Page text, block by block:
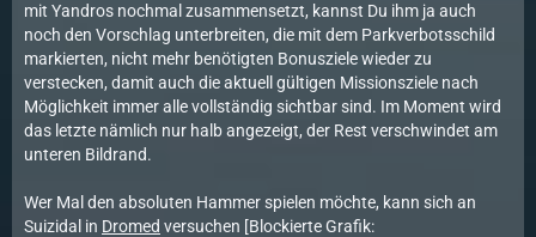
mit Yandros nochmal zusammensetzt, kannst Du ihm ja auch
noch den Vorschlag unterbreiten, die mit dem Parkverbotsschild
markierten, nicht mehr benötigten Bonusziele wieder zu
verstecken, damit auch die aktuell gültigen Missionsziele nach
Möglichkeit immer alle vollständig sichtbar sind. Im Moment wird
das letzte nämlich nur halb angezeigt, der Rest verschwindet am
unteren Bildrand.
Wer Mal den absoluten Hammer spielen möchte, kann sich an
Suizidal in Dromed versuchen [Blockierte Grafik: